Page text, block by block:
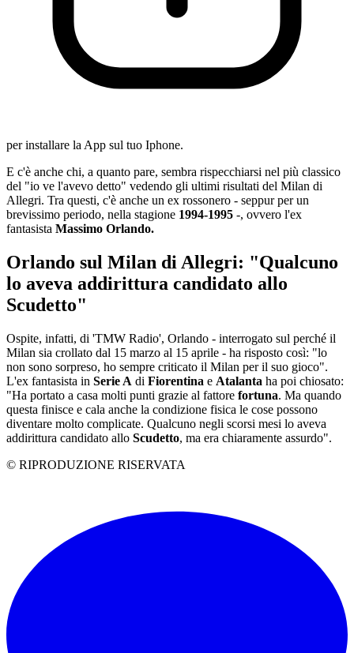
per installare la App sul tuo Iphone.
E c'è anche chi, a quanto pare, sembra rispecchiarsi nel più classico
del "io ve l'avevo detto" vedendo gli ultimi risultati del Milan di
Allegri. Tra questi, c'è anche un ex rossonero - seppur per un
brevissimo periodo, nella stagione 1994-1995 -, ovvero l'ex
fantasista Massimo Orlando.
Orlando sul Milan di Allegri: "Qualcuno
lo aveva addirittura candidato allo
Scudetto"
Ospite, infatti, di 'TMW Radio', Orlando - interrogato sul perché il
Milan sia crollato dal 15 marzo al 15 aprile - ha risposto così: "lo
non sono sorpreso, ho sempre criticato il Milan per il suo gioco".
L'ex fantasista in Serie A di Fiorentina e Atalanta ha poi chiosato:
"Ha portato a casa molti punti grazie al fattore fortuna. Ma quando
questa finisce e cala anche la condizione fisica le cose possono
diventare molto complicate. Qualcuno negli scorsi mesi lo aveva
addirittura candidato allo Scudetto, ma era chiaramente assurdo".
© RIPRODUZIONE RISERVATA